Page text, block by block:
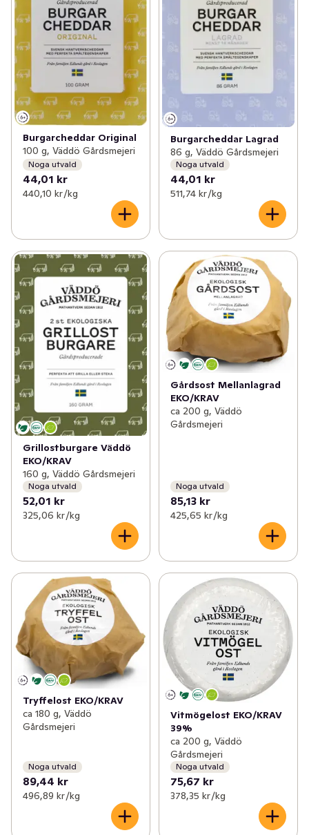
Pärlans konfektyr
Bosarpkyckling
✓ Gotlandschips (5)
✓ Olof Viktors (29)
✓ REKO (5)
✓ Melins (18)
Burgarcheddar Original
100 g, Väddö Gårdsmejeri
Noga utvald
44,01 kr
440,10 kr /kg
Burgarcheddar Lagrad
86 g, Väddö Gårdsmejeri
Noga utvald
44,01 kr
511,74 kr /kg
Grillostburgare Väddö
EKO/KRAV
160 g, Väddö Gårdsmejeri
Noga utvald
52,01 kr
325,06 kr /kg
Gårdsost Mellanlagrad
EKO/KRAV
ca 200 g, Väddö
Gårdsmejeri
Noga utvald
85,13 kr
425,65 kr /kg
Tryffelost EKO/KRAV
ca 180 g, Väddö
Gårdsmejeri
Noga utvald
89,44 kr
496,89 kr /kg
Vitmögelost EKO/KRAV
39%
ca 200 g, Väddö
Gårdsmejeri
Noga utvald
75,67 kr
378,35 kr /kg